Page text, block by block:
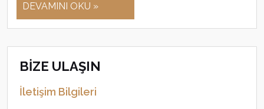
DEVAMINI OKU »
BİZE ULAŞIN
İletişim Bilgileri